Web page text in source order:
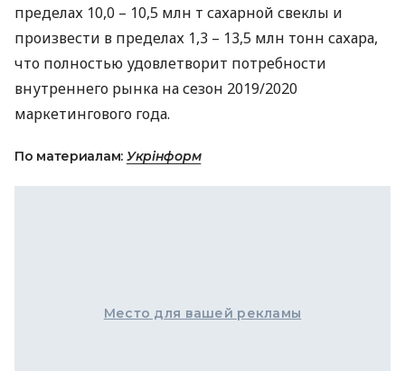
пределах 10,0 – 10,5 млн т сахарной свеклы и
произвести в пределах 1,3 – 13,5 млн тонн сахара,
что полностью удовлетворит потребности
внутреннего рынка на сезон 2019/2020
маркетингового года.
По материалам: Укрінформ
Место для вашей рекламы